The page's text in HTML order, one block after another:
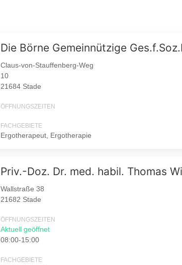
Die Börne Gemeinnützige
Claus-von-Stauffenberg-Weg
10
21684 Stade
ÖFFNUNGSZEITEN
FACHGEBIETE
Ergotherapeut, Ergotherapie
Priv.-Doz. Dr. med. habil. Thomas
Wallstraße 38
21682 Stade
ÖFFNUNGSZEITEN
Aktuell geöffnet
08:00-15:00
FACHGEBIETE